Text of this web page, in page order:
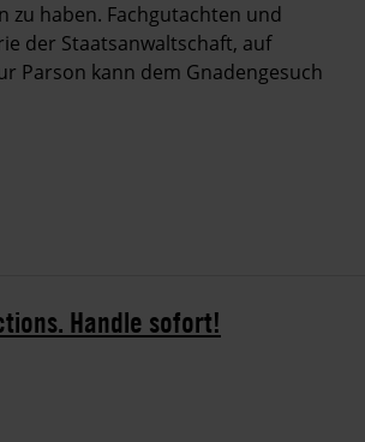
zu haben. Fachgutachten und
der Staatsanwaltschaft, auf
Parson kann dem Gnadengesuch
Handle sofort!